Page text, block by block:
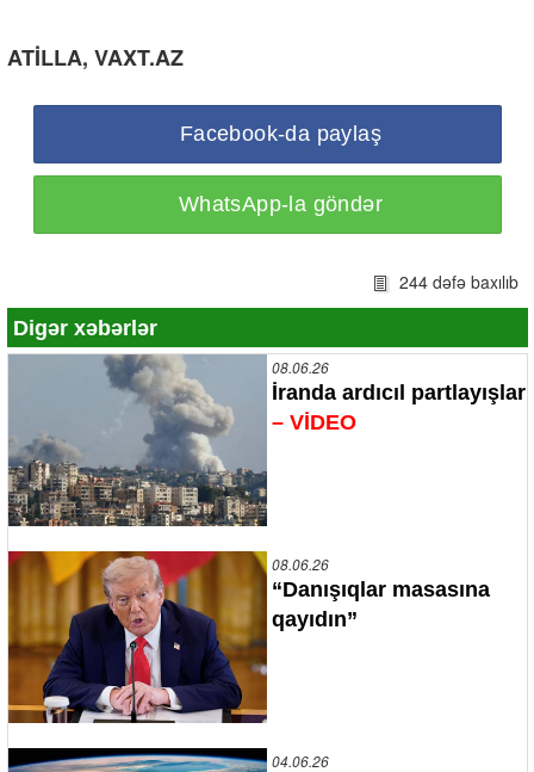
ATİLLA, VAXT.AZ
Facebook-da paylaş
WhatsApp-la göndər
244 dəfə baxılıb
Digər xəbərlər
08.06.26
İranda ardıcıl partlayışlar
– VİDEO
08.06.26
“Danışıqlar masasına
qayıdın”
04.06.26